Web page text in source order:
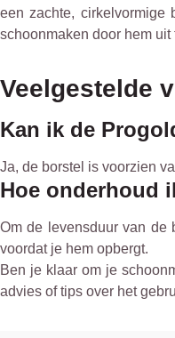
een zachte,
schoonmaken door hem
Veelgestelde
Kan ik de
Ja, de borstel is voorzien
Hoe onderhoud
Om de levensduur van de
voordat je hem opbergt.
Ben je klaar om je
advies of tips over het